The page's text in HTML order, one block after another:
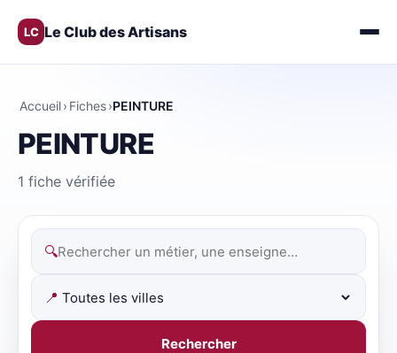
LC Le Club des Artisans
Accueil› Fiches›PEINTURE
PEINTURE
1 fiche vérifiée
🔍
📍
Rechercher